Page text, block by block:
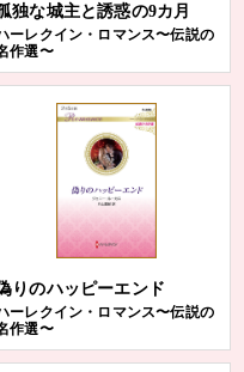
独な城主と誘惑の9カ月
ーレクイン・ロマンス〜伝説の
作選〜
りのハッピーエンド
ーレクイン・ロマンス〜伝説の
作選〜